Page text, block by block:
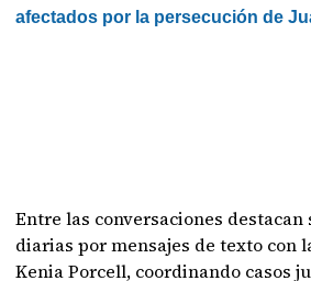
afectados por la persecución de
Entre las conversaciones
diarias por mensajes de texto con
Kenia Porcell, coordinando casos